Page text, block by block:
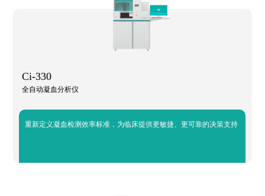
Ci-330
全自动凝血分析仪
重新定义凝血检测效率标准，为临床提供更敏捷、更可靠的决策支持